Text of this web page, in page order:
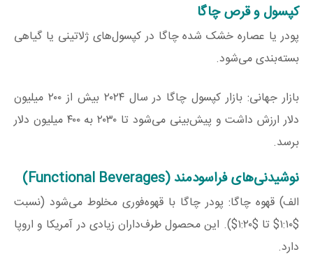
کپسول و قرص چاگا
پودر یا عصاره خشک شده چاگا در کپسول‌های ژلاتینی یا گیاهی
بسته‌بندی می‌شود.
بازار جهانی: بازار کپسول چاگا در سال ۲۰۲۴ بیش از ۲۰۰ میلیون
دلار ارزش داشت و پیش‌بینی می‌شود تا ۲۰۳۰ به ۴۰۰ میلیون دلار
برسد.
نوشیدنی‌های فراسودمند (Functional Beverages)
الف) قهوه چاگا: پودر چاگا با قهوه‌فوری مخلوط می‌شود (نسبت
$۱:۱۰$ تا $۱:۲۰$). این محصول طرف‌داران زیادی در آمریکا و اروپا
دارد.